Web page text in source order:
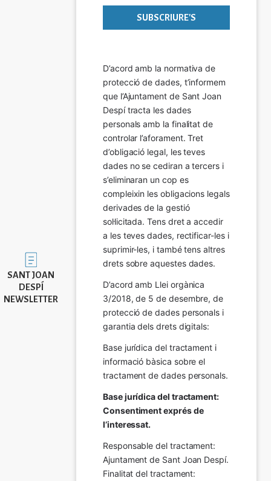
Imatge
SANT JOAN
DESPÍ
NEWSLETTER
D’acord amb la normativa de
protecció de dades, t’informem
que l’Ajuntament de Sant Joan
Despí tracta les dades
personals amb la finalitat de
controlar l’aforament. Tret
d’obligació legal, les teves
dades no se cediran a tercers i
s’eliminaran un cop es
compleixin les obligacions legals
derivades de la gestió
sol·licitada. Tens dret a accedir
a les teves dades, rectificar-les i
suprimir-les, i també tens altres
drets sobre aquestes dades.
D’acord amb Llei orgànica
3/2018, de 5 de desembre, de
protecció de dades personals i
garantia dels drets digitals:
Base jurídica del tractament i
informació bàsica sobre el
tractament de dades personals.
Base jurídica del tractament:
Consentiment exprés de
l’interessat.
Responsable del tractament:
Ajuntament de Sant Joan Despí.
Finalitat del tractament: